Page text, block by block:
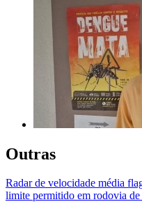
Outras
Radar de velocidade média
limite permitido em rodovia